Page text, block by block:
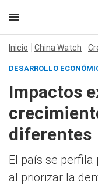
Inicio China Watch
DESARROLLO
Impactos
diferentes
El país se
al priorizar la